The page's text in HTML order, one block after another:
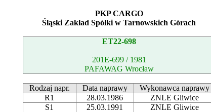
PKP CARGO
Śląski Zakład Spółki w Tarnowskich Górach
ET22-698
201E-699 / 1981
PAFAWAG Wrocław
Rodzaj napr. Data naprawy
Wykonawca naprawy
R1
28.03.1986
ZNLE Gliwice
S1
25.03.1991
ZNLE Gliwice